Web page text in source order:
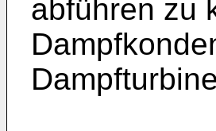
abführen zu